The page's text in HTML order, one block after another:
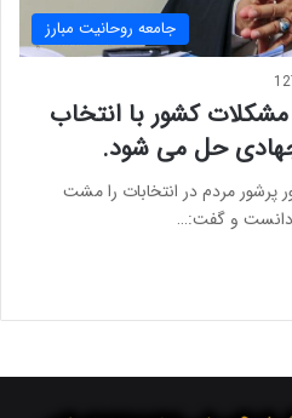
جامعه روحانیت مبارز
کشور با انتخاب
حل می شود.
مردم در انتخابات را مشت
دانست و گفت:…